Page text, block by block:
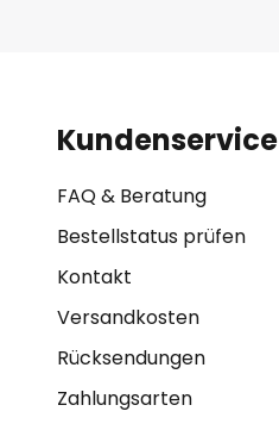
Kundenservice
FAQ & Beratung
Bestellstatus prüfen
Kontakt
Versandkosten
Rücksendungen
Zahlungsarten